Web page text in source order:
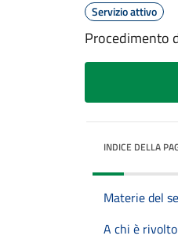
Servizio attivo
Procedimento
INDICE DELLA
Materie del
A chi è rivolto